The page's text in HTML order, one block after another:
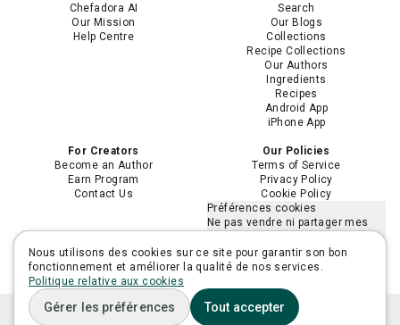
Chefadora AI
Our Mission
Help Centre
Search
Our Blogs
Collections
Recipe Collections
Our Authors
Ingredients
Recipes
Android App
iPhone App
For Creators
Become an Author
Earn Program
Contact Us
Our Policies
Terms of Service
Privacy Policy
Cookie Policy
Préférences cookies
Ne pas vendre ni partager mes
Limiter l'utilisation de mes
informations personnelles
Nous utilisons des cookies sur ce site pour garantir son bon
fonctionnement et améliorer la qualité de nos services.
Politique relative aux cookies
Gérer les préférences Tout accepter